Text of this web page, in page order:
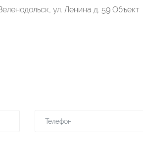
ул. Ленина д. 59 Объект